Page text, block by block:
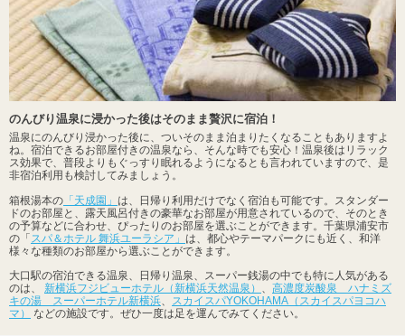
のんびり温泉に浸かった後はそのまま贅沢に宿泊！
温泉にのんびり浸かった後に、ついそのまま泊まりたくなることもありますよ
ね。宿泊できるお部屋付きの温泉なら、そんな時でも安心！温泉後はリラック
ス効果で、普段よりもぐっすり眠れるようになるとも言われていますので、是
非宿泊利用も検討してみましょう。
箱根湯本の 「天成園」 は、日帰り利用だけでなく宿泊も可能です。スタンダー
ドのお部屋と、露天風呂付きの豪華なお部屋が用意されているので、そのとき
の予算などに合わせ、ぴったりのお部屋を選ぶことができます。千葉県浦安市
の「スパ＆ホテル 舞浜ユーラシア」 は、都心やテーマパークにも近く、和洋
様々な種類のお部屋から選ぶことができます。
大口駅の宿泊できる温泉、日帰り温泉、スーパー銭湯の中でも特に人気がある
のは、 新横浜フジビューホテル（新横浜天然温泉） 、 高濃度炭酸泉 ハナミズ
キの湯 スーパーホテル新横浜、 スカイスパYOKOHAMA（スカイスパヨコハ
マ）
などの施設です。ぜひ一度は足を運んでみてください。